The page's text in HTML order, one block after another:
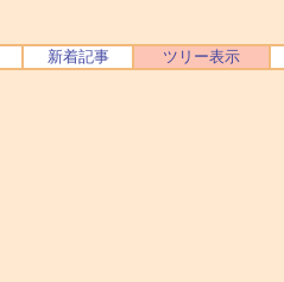
新着記事 ツリー表示